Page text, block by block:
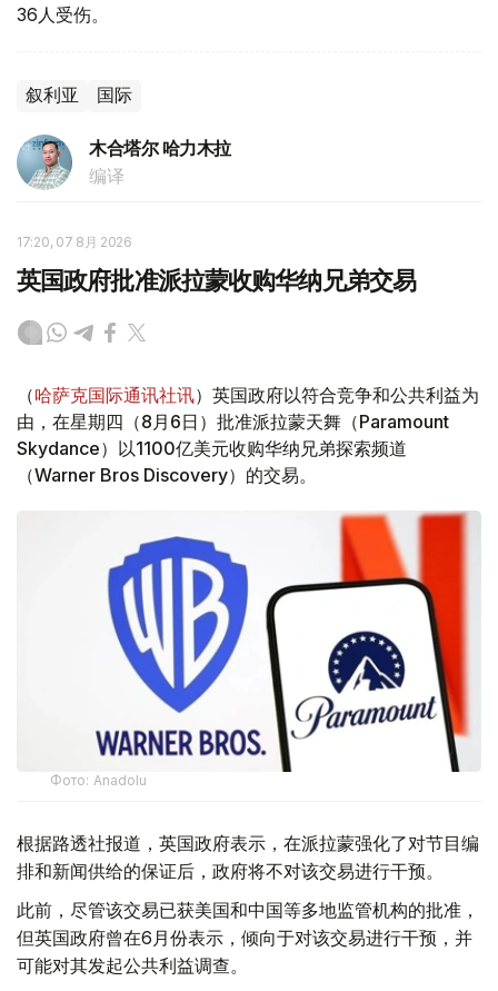
36人受伤。
叙利亚 国际
木合塔尔 哈力木拉
编译
17:20, 07 8月 2026
英国政府批准派拉蒙收购华纳兄弟交易
（哈萨克国际通讯社讯）英国政府以符合竞争和公共利益为
由，在星期四（8月6日）批准派拉蒙天舞（Paramount
Skydance）以1100亿美元收购华纳兄弟探索频道
（Warner Bros Discovery）的交易。
Фото: Аnadolu
根据路透社报道，英国政府表示，在派拉蒙强化了对节目编
排和新闻供给的保证后，政府将不对该交易进行干预。
此前，尽管该交易已获美国和中国等多地监管机构的批准，
但英国政府曾在6月份表示，倾向于对该交易进行干预，并
可能对其发起公共利益调查。